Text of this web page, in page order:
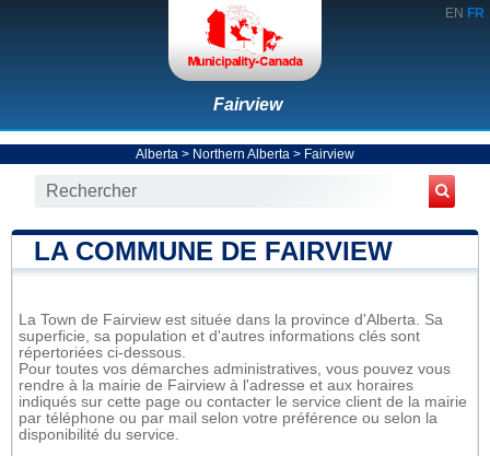
EN FR
Fairview
Alberta > Northern Alberta > Fairview
LA COMMUNE DE FAIRVIEW
La Town de Fairview est située dans la province d'Alberta. Sa
superficie, sa population et d'autres informations clés sont
répertoriées ci-dessous.
Pour toutes vos démarches administratives, vous pouvez vous
rendre à la mairie de Fairview à l'adresse et aux horaires
indiqués sur cette page ou contacter le service client de la mairie
par téléphone ou par mail selon votre préférence ou selon la
disponibilité du service.